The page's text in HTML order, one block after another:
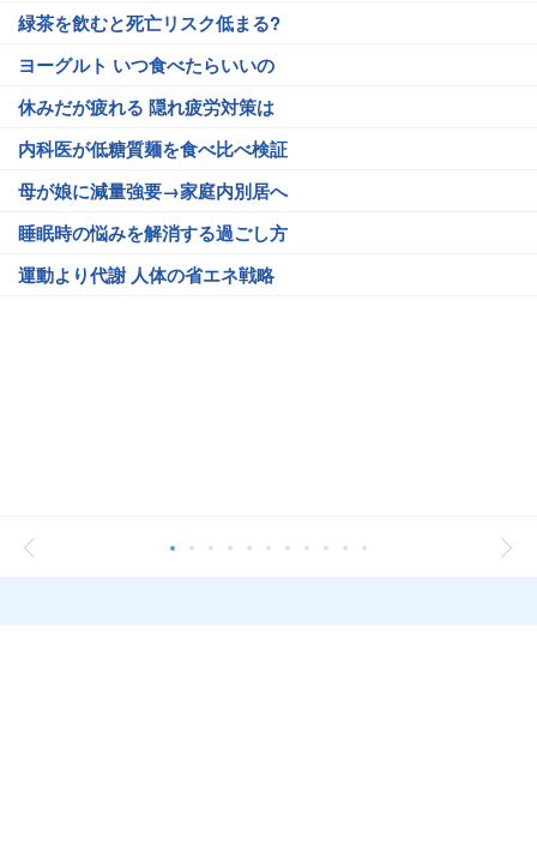
緑茶を飲むと死亡リスク低まる?
ヨーグルト いつ食べたらいいの
休みだが疲れる 隠れ疲労対策は
内科医が低糖質麺を食べ比べ検証
母が娘に減量強要→家庭内別居へ
睡眠時の悩みを解消する過ごし方
運動より代謝 人体の省エネ戦略